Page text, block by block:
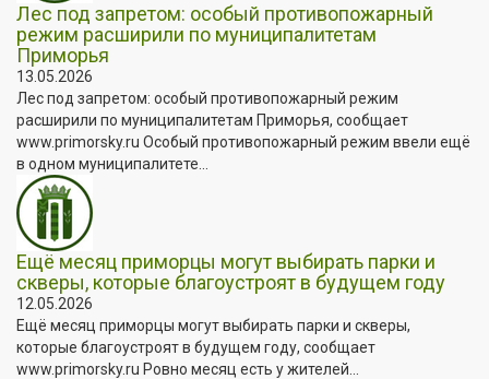
Лес под запретом: особый противопожарный
режим расширили по муниципалитетам
Приморья
13.05.2026
Лес под запретом: особый противопожарный режим
расширили по муниципалитетам Приморья, сообщает
www.primorsky.ru Особый противопожарный режим ввели ещё
в одном муниципалитете...
Ещё месяц приморцы могут выбирать парки и
скверы, которые благоустроят в будущем году
12.05.2026
Ещё месяц приморцы могут выбирать парки и скверы,
которые благоустроят в будущем году, сообщает
www.primorsky.ru Ровно месяц есть у жителей...